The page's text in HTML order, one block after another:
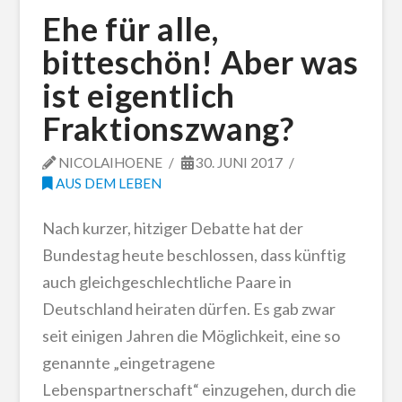
Ehe für alle,
bitteschön! Aber was
ist eigentlich
Fraktionszwang?
NICOLAIHOENE
30. JUNI 2017
AUS DEM LEBEN
Nach kurzer, hitziger Debatte hat der
Bundestag heute beschlossen, dass künftig
auch gleichgeschlechtliche Paare in
Deutschland heiraten dürfen. Es gab zwar
seit einigen Jahren die Möglichkeit, eine so
genannte „eingetragene
Lebenspartnerschaft“ einzugehen, durch die